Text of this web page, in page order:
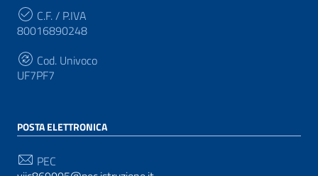
C.F. / P.IVA
80016890248
Cod. Univoco
UF7PF7
POSTA ELETTRONICA
PEC